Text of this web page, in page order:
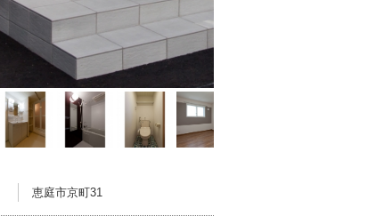
恵庭市京町31